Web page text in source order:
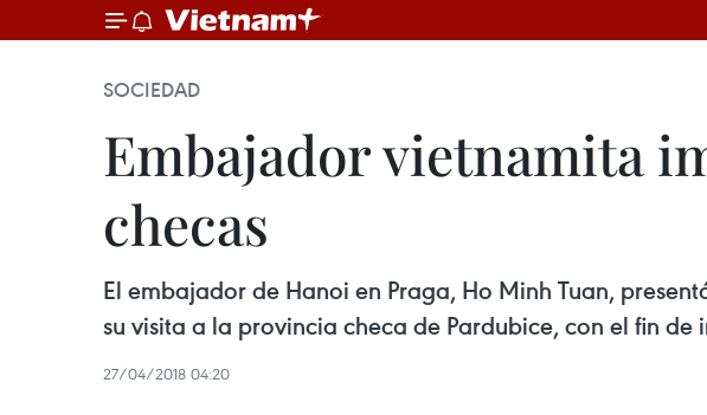
SOCIEDAD
Embajador vietnamita
checas
El embajador de Hanoi en Praga, Ho Minh Tuan,
su visita a la provincia checa de Pardubice, con el fin
27/04/2018 04:20